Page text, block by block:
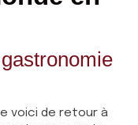
voici de retour à